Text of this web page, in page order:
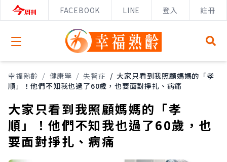
FACEBOOK LINE 登入 註冊
Open menu
幸福熟齡 / 健康學 / 失智症 / 大家只看到我照顧媽媽的「孝
順」！他們不知我也過了60歲，也要面對掙扎、病痛
大家只看到我照顧媽媽的「孝
順」！他們不知我也過了60歲，也
要面對掙扎、病痛